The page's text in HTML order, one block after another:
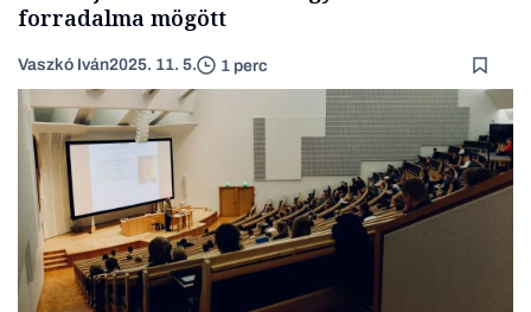
forradalma mögött
Vaszkó Iván2025. 11. 5. 1 perc